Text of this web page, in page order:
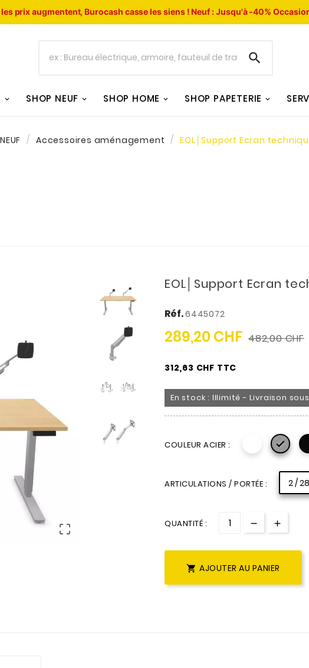
prix augmentent, Burocash casse les siens !Neuf : Jusqu'à -40%

SHOP NEUF SHOP HOME SHOP PAPETERIE
Accessoires aménagement EOL│Support Ecran

EOL│Support Ecran
Réf.6445072
289,20 CHF 482,00 CHF
312,63 CHF TTC
En stock : Illimité - Livraison
COULEUR ACIER : 
ARTICULATIONS / PORTÉE : 2 /
QUANTITÉ :
 AJOUTER AU PANIER